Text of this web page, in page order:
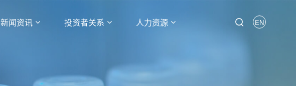
新闻资讯 投资者关系 人力资源 EN